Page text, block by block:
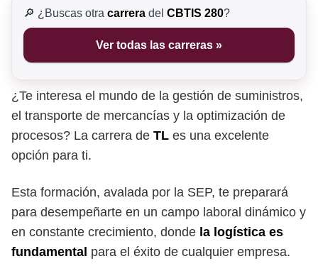
🔎 ¿Buscas otra carrera del CBTIS 280?
Ver todas las carreras »
¿Te interesa el mundo de la gestión de suministros,
el transporte de mercancías y la optimización de
procesos? La carrera de TL es una excelente
opción para ti.
Esta formación, avalada por la SEP, te preparará
para desempeñarte en un campo laboral dinámico y
en constante crecimiento, donde la logística es
fundamental para el éxito de cualquier empresa.